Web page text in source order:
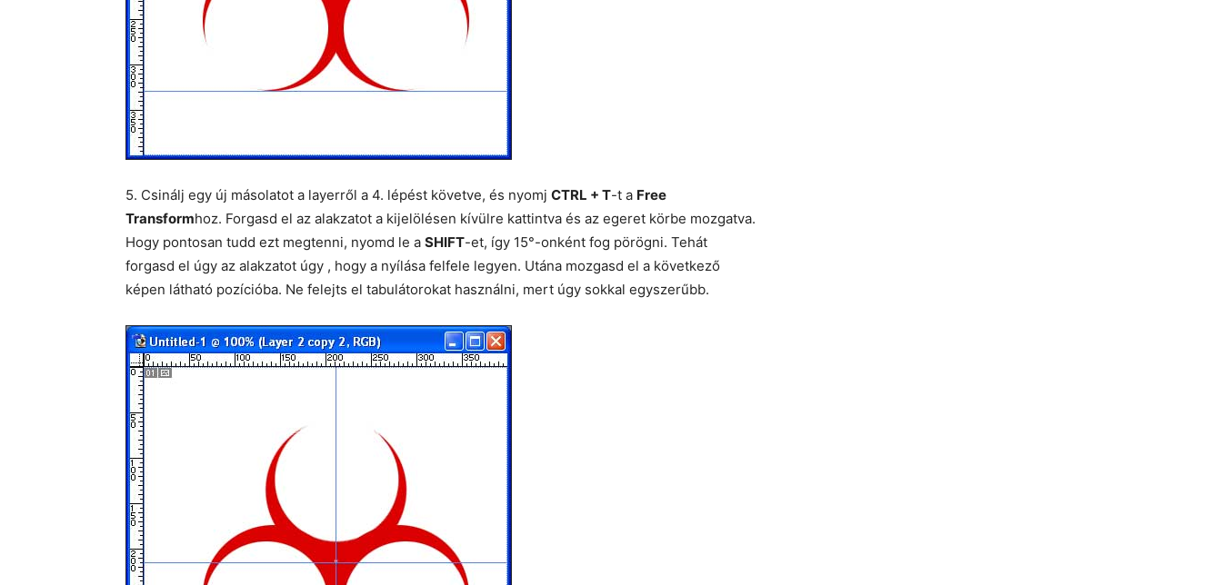
5. Csinálj egy új másolatot a layerről a 4. lépést követve, és nyomj CTRL + T-t a Free
Transformhoz. Forgasd el az alakzatot a kijelölésen kívülre kattintva és az egeret körbe mozgatva.
Hogy pontosan tudd ezt megtenni, nyomd le a SHIFT-et, így 15°-onként fog pörögni. Tehát
forgasd el úgy az alakzatot úgy , hogy a nyílása felfele legyen. Utána mozgasd el a következő
képen látható pozícióba. Ne felejts el tabulátorokat használni, mert úgy sokkal egyszerűbb.